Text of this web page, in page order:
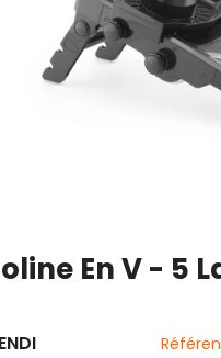
En V - 5